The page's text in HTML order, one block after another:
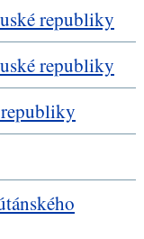
republiky
republiky